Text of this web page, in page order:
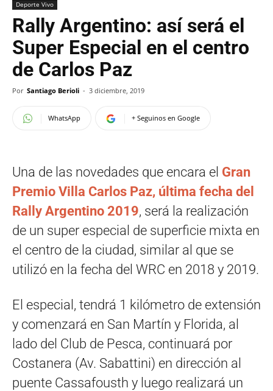
Deporte Vivo
Rally Argentino: así será el
Super Especial en el centro
de Carlos Paz
Por Santiago Berioli - 3 diciembre, 2019
WhatsApp + Seguinos en Google
Una de las novedades que encara el Gran
Premio Villa Carlos Paz, última fecha del
Rally Argentino 2019, será la realización
de un super especial de superficie mixta en
el centro de la ciudad, similar al que se
utilizó en la fecha del WRC en 2018 y 2019.
El especial, tendrá 1 kilómetro de extensión
y comenzará en San Martín y Florida, al
lado del Club de Pesca, continuará por
Costanera (Av. Sabattini) en dirección al
puente Cassafousth y luego realizará un